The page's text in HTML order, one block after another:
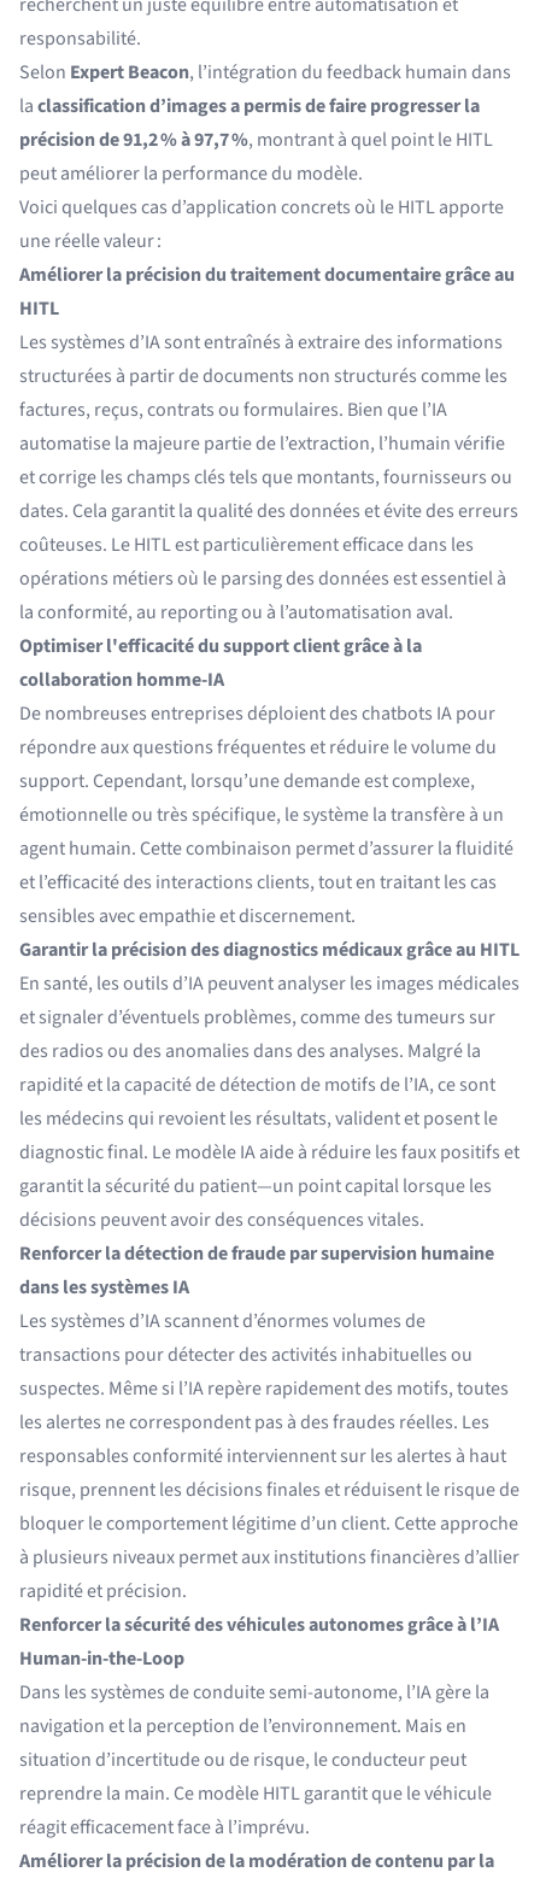
responsabilité.
Selon Expert Beacon, l’intégration du feedback humain dans
laclassification d’images a permis de faire progresser la
précision de 91,2 % à 97,7 %, montrant à quel point le HITL
peut améliorer la performance du modèle.
Voici quelques cas d’application concrets où le HITL apporte
une réelle valeur :
Améliorer la précision du traitement documentaire grâce au
HITL
Les systèmes d’IA sont entraînés à extraire des informations
structurées à partir de documents non structurés comme les
factures, reçus, contrats ou formulaires. Bien que l’IA
automatise la majeure partie de l’extraction, l’humain vérifie
et corrige les champs clés tels que montants, fournisseurs ou
dates. Cela garantit la qualité des données et évite des erreurs
coûteuses. Le HITL est particulièrement efficace dans les
opérations métiers où le parsing des données est essentiel à
la conformité, au reporting ou à l’automatisation aval.
Optimiser l'efficacité du support client grâce à la
collaboration homme-IA
De nombreuses entreprises déploient des chatbots IA pour
répondre aux questions fréquentes et réduire le volume du
support. Cependant, lorsqu’une demande est complexe,
émotionnelle ou très spécifique, le système la transfère à un
agent humain. Cette combinaison permet d’assurer la fluidité
et l’efficacité des interactions clients, tout en traitant les cas
sensibles avec empathie et discernement.
Garantir la précision des diagnostics médicaux grâce au HITL
En santé, les outils d’IA peuvent analyser les images médicales
et signaler d’éventuels problèmes, comme des tumeurs sur
des radios ou des anomalies dans des analyses. Malgré la
rapidité et la capacité de détection de motifs de l’IA, ce sont
les médecins qui revoient les résultats, valident et posent le
diagnostic final. Le modèle IA aide à réduire les faux positifs et
garantit la sécurité du patient—un point capital lorsque les
décisions peuvent avoir des conséquences vitales.
Renforcer la détection de fraude par supervision humaine
dans les systèmes IA
Les systèmes d’IA scannent d’énormes volumes de
transactions pour détecter des activités inhabituelles ou
suspectes. Même si l’IA repère rapidement des motifs, toutes
les alertes ne correspondent pas à des fraudes réelles. Les
responsables conformité interviennent sur les alertes à haut
risque, prennent les décisions finales et réduisent le risque de
bloquer le comportement légitime d’un client. Cette approche
à plusieurs niveaux permet aux institutions financières d’allier
rapidité et précision.
Renforcer la sécurité des véhicules autonomes grâce à l’IA
Human-in-the-Loop
Dans les systèmes de conduite semi-autonome, l’IA gère la
navigation et la perception de l’environnement. Mais en
situation d’incertitude ou de risque, le conducteur peut
reprendre la main. Ce modèle HITL garantit que le véhicule
réagit efficacement face à l’imprévu.
Améliorer la précision de la modération de contenu par la